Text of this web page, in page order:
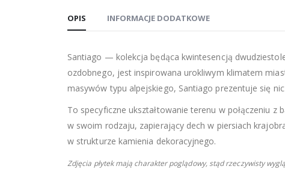
OPIS INFORMACJE DODATKOWE
Santiago — kolekcja będąca kwintesencją
ozdobnego, jest inspirowana urokliwym klimatem
masywów typu alpejskiego, Santiago prezentuje się
To specyficzne ukształtowanie terenu w połączeniu
w swoim rodzaju, zapierający dech w piersiach
w strukturze kamienia dekoracyjnego.
Zdjęcia płytek mają charakter poglądowy, stąd rzeczywisty